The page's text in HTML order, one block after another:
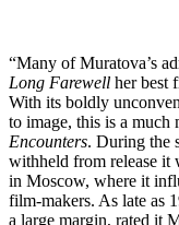
“Many of Muratova’s
Long Farewell her best
With its boldly
to image, this is a much
Encounters. During the
withheld from release it
in Moscow, where it
film-makers. As late as
a large margin, rated it